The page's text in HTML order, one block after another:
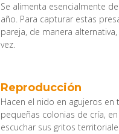
Se alimenta esencialmente
año. Para capturar estas
pareja, de manera
vez.
Reproducción
Hacen el nido en agujeros
pequeñas colonias de cría,
escuchar sus gritos